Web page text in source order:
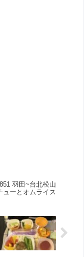
羽田~台北松山
ューとオムライス